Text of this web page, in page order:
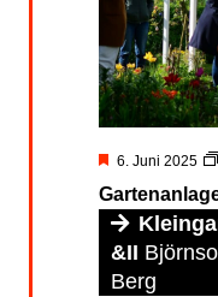
Hervorgehoben
6. Juni 2025
&II
Berg